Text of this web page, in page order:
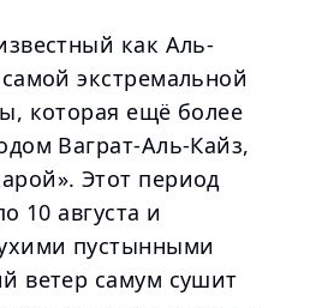
как Аль-
экстремальной
которая ещё более
Ваграт-Аль-Кайз,
Этот период
10 августа и
пустынными
ветер самум сушит